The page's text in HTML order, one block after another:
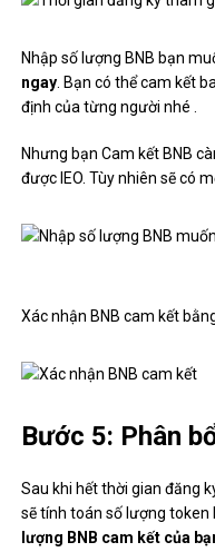
Nhập số lượng BNB bạn
ngay . Bạn có thể cam kết
định của từng người nhé .
Nhưng bạn Cam kết BNB
được IEO. Tùy nhiên sẽ có
Xác nhận BNB cam kết
Bước 5: Phân
Sau khi hết thời gian đăng
sẽ tính toán số lượng
lượng BNB cam kết của